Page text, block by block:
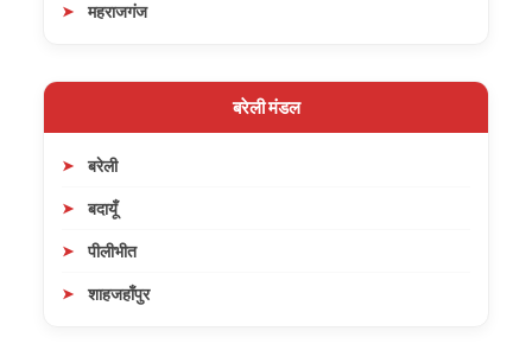
महराजगंज
बरेली मंडल
बरेली
बदायूँ
पीलीभीत
शाहजहाँपुर